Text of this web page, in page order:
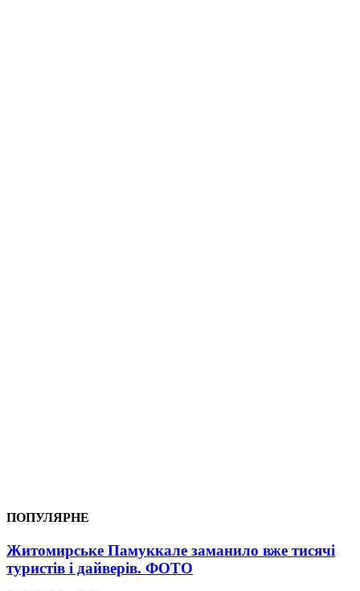
ПОПУЛЯРНЕ
Житомирське Памуккале заманило вже тисячі
туристів і дайверів. ФОТО